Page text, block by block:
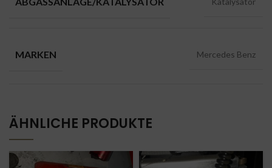
MARKEN Mercedes Benz
ÄHNLICHE PRODUKTE